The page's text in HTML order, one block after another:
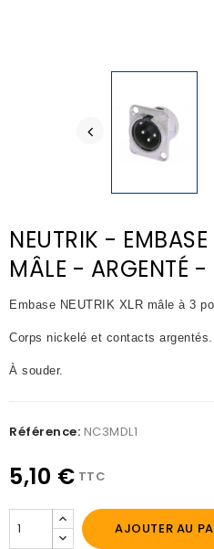
NEUTRIK -
MÂLE - ARGENTÉ -
Embase NEUTRIK XLR mâle à 3
Corps nickelé et contacts argentés.
À souder.
Référence: NC3MDL1
5,10 € TTC
AJOUTER AU